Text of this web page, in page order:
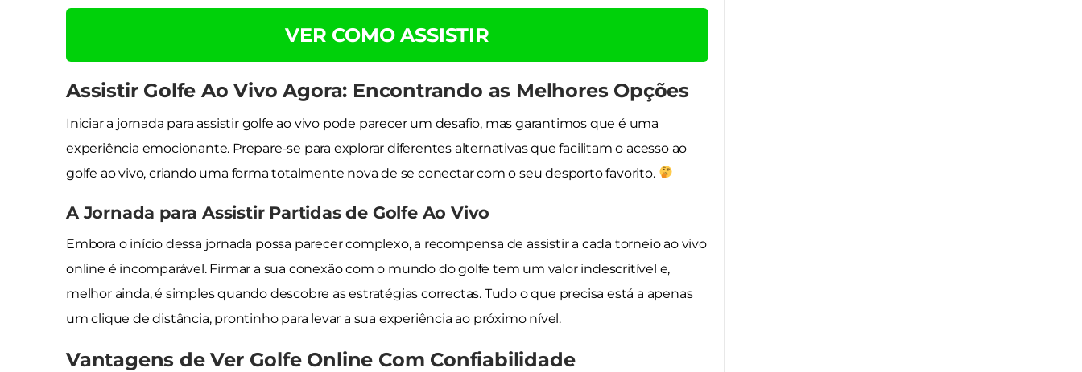
VER COMO ASSISTIR
Assistir Golfe Ao Vivo Agora: Encontrando as Melhores Opções
Iniciar a jornada para assistir golfe ao vivo pode parecer um desafio, mas garantimos que é uma
experiência emocionante. Prepare-se para explorar diferentes alternativas que facilitam o acesso ao
golfe ao vivo, criando uma forma totalmente nova de se conectar com o seu desporto favorito.
A Jornada para Assistir Partidas de Golfe Ao Vivo
Embora o início dessa jornada possa parecer complexo, a recompensa de assistir a cada torneio ao vivo
online é incomparável. Firmar a sua conexão com o mundo do golfe tem um valor indescritível e,
melhor ainda, é simples quando descobre as estratégias correctas. Tudo o que precisa está a apenas
um clique de distância, prontinho para levar a sua experiência ao próximo nível.
Vantagens de Ver Golfe Online Com Confiabilidade